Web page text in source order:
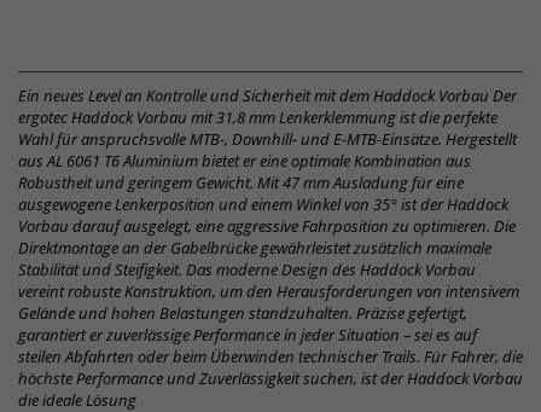
Ein neues Level an Kontrolle und Sicherheit mit dem Haddock Vorbau Der
ergotec Haddock Vorbau mit 31,8 mm Lenkerklemmung ist die perfekte
Wahl für anspruchsvolle MTB-, Downhill- und E-MTB-Einsätze. Hergestellt
aus AL 6061 T6 Aluminium bietet er eine optimale Kombination aus
Robustheit und geringem Gewicht. Mit 47 mm Ausladung für eine
ausgewogene Lenkerposition und einem Winkel von 35° ist der Haddock
Vorbau darauf ausgelegt, eine aggressive Fahrposition zu optimieren. Die
Direktmontage an der Gabelbrücke gewährleistet zusätzlich maximale
Stabilität und Steifigkeit. Das moderne Design des Haddock Vorbau
vereint robuste Konstruktion, um den Herausforderungen von intensivem
Gelände und hohen Belastungen standzuhalten. Präzise gefertigt,
garantiert er zuverlässige Performance in jeder Situation – sei es auf
steilen Abfahrten oder beim Überwinden technischer Trails. Für Fahrer, die
höchste Performance und Zuverlässigkeit suchen, ist der Haddock Vorbau
die ideale Lösung